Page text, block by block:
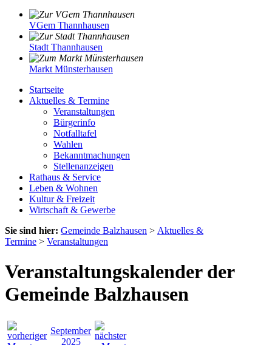
VGem Thannhausen
Stadt Thannhausen
Markt Münsterhausen
Startseite
Aktuelles & Termine
Veranstaltungen
Bürgerinfo
Notfalltafel
Wahlen
Bekanntmachungen
Stellenanzeigen
Rathaus & Service
Leben & Wohnen
Kultur & Freizeit
Wirtschaft & Gewerbe
Sie sind hier: Gemeinde Balzhausen > Aktuelles &
Termine > Veranstaltungen
Veranstaltungskalender der
Gemeinde Balzhausen
September
2025